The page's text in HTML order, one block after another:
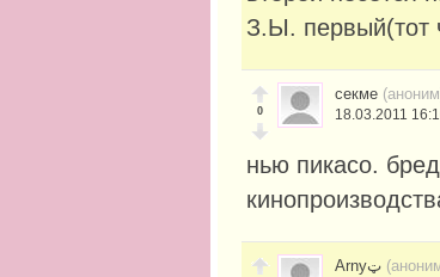
З.Ы. первый(тот
0
секме
18.03.2011
нью пикасо.